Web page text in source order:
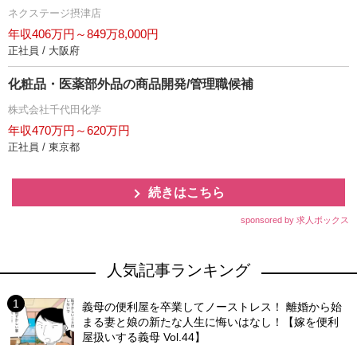
ネクステージ摂津店
年収406万円～849万8,000円
正社員 / 大阪府
化粧品・医薬部外品の商品開発/管理職候補
株式会社千代田化学
年収470万円～620万円
正社員 / 東京都
続きはこちら
sponsored by 求人ボックス
人気記事ランキング
義母の便利屋を卒業してノーストレス！ 離婚から始
まる妻と娘の新たな人生に悔いはなし！【嫁を便利
屋扱いする義母 Vol.44】